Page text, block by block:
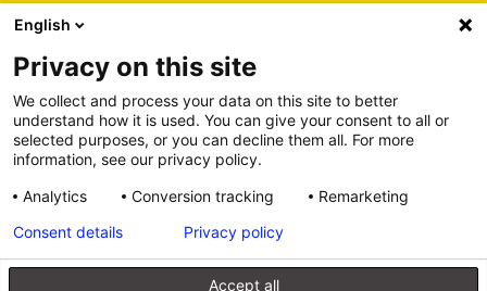
SHOP
SERVICE & SUPPORT
DEICHMAN-FUCHS VERLAG
Alle Preise inkl. gesetzl. Mehrwertsteuer zzgl. Versandkosten, wenn
nicht anders angegeben.
English
Privacy on this site
We collect and process your data on this site to better
understand how it is used. You can give your consent to all or
selected purposes, or you can decline them all. For more
information, see our privacy policy.
Analytics
Conversion tracking Remarketing
Accept all
Consent details Privacy policy